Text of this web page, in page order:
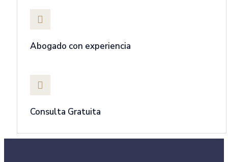
Abogado con experiencia
Consulta Gratuita